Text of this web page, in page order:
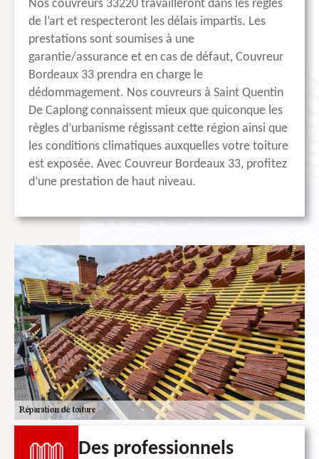
Nos couvreurs 33220 travailleront dans les règles
de l’art et respecteront les délais impartis. Les
prestations sont soumises à une
garantie/assurance et en cas de défaut, Couvreur
Bordeaux 33 prendra en charge le
dédommagement. Nos couvreurs à Saint Quentin
De Caplong connaissent mieux que quiconque les
règles d’urbanisme régissant cette région ainsi que
les conditions climatiques auxquelles votre toiture
est exposée. Avec Couvreur Bordeaux 33, profitez
d’une prestation de haut niveau.
Des professionnels